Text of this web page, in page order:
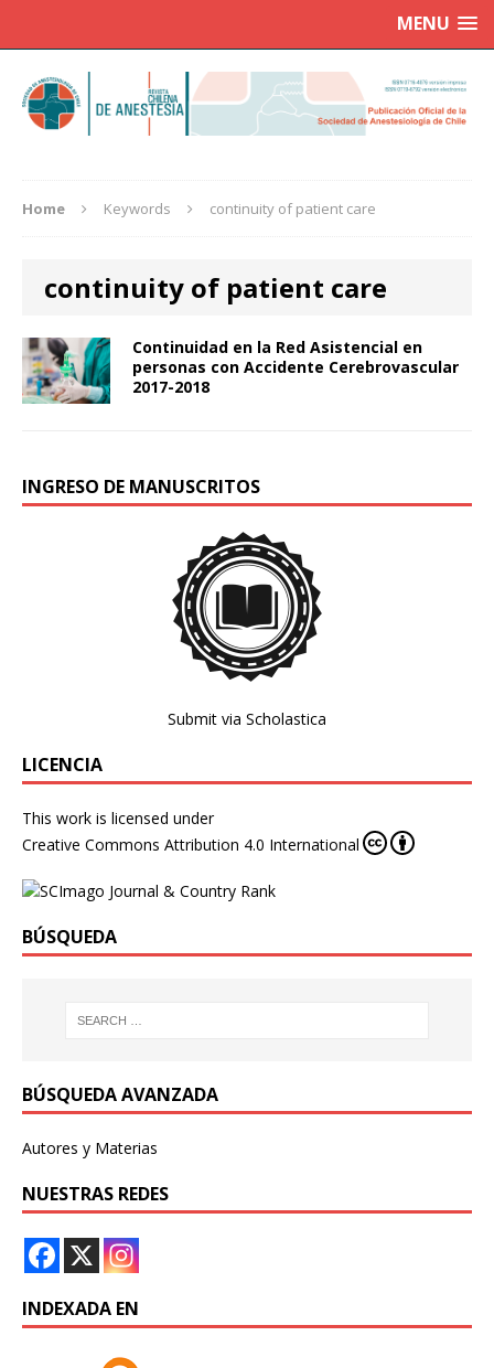
MENU
Home Keywords continuity of patient care
continuity of patient care
Continuidad en la Red Asistencial en
personas con Accidente Cerebrovascular
2017-2018
INGRESO DE MANUSCRITOS
Submit via Scholastica
LICENCIA
This work is licensed under
Creative Commons Attribution 4.0 International
BÚSQUEDA
BÚSQUEDA AVANZADA
Autores y Materias
NUESTRAS REDES
INDEXADA EN